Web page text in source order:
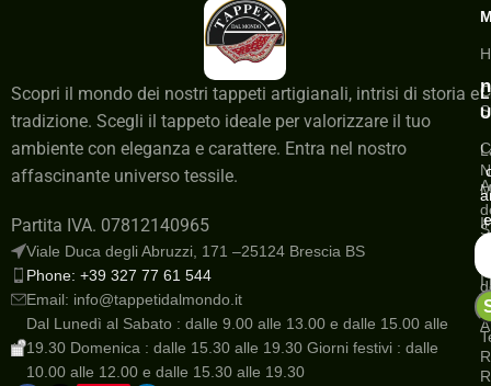
Scopri il mondo dei nostri tappeti artigianali, intrisi di storia e
tradizione. Scegli il tappeto ideale per valorizzare il tuo
ambiente con eleganza e carattere. Entra nel nostro
affascinante universo tessile.
Partita IVA. 07812140965
Viale Duca degli Abruzzi, 171 –25124 Brescia BS
Phone: +39 327 77 61 544
Email: info@tappetidalmondo.it
Dal Lunedì al Sabato : dalle 9.00 alle 13.00 e dalle 15.00 alle
19.30 Domenica : dalle 15.30 alle 19.30 Giorni festivi : dalle
10.00 alle 12.00 e dalle 15.30 alle 19.30
I